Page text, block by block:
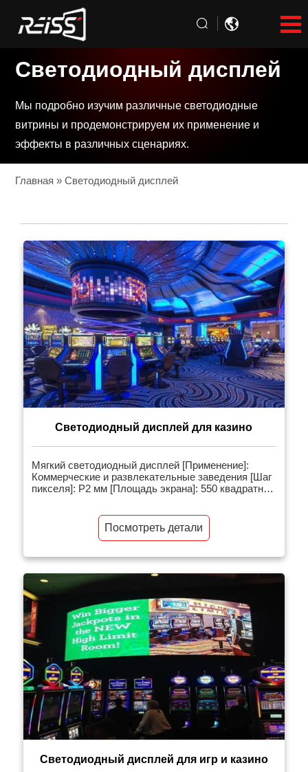
Светодиодный дисплей
Мы подробно изучим различные светодиодные
витрины и продемонстрируем их применение и
эффекты в различных сценариях.
Главная »Светодиодный дисплей
Светодиодный дисплей для казино
Мягкий светодиодный дисплей [Применение]:
Коммерческие и развлекательные заведения [Шаг
пикселя]: P2 мм [Площадь экрана]: 550 квадратных
Мягкий светодиодный модуль изготовлен из
гибкой печатной платы и гибкой нижней оболочки-
степень изгиба может достигать 120 градусов.
Посмотреть детали
Светодиодный дисплей для игр и казино